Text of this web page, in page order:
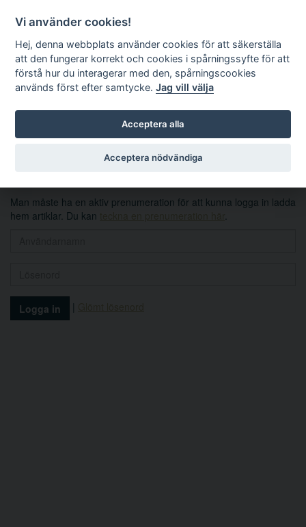
Sök
Logga in
Man måste ha en aktiv prenumeration för att kunna logga in ladda
hem artiklar. Du kan
|
Vi använder cookies!
Hej, denna webbplats använder cookies för att säkerställa
att den fungerar korrekt och cookies i spårningssyfte för att
förstå hur du interagerar med den, spårningscookies
används först efter samtycke.Jag vill välja
Acceptera alla
Acceptera nödvändiga